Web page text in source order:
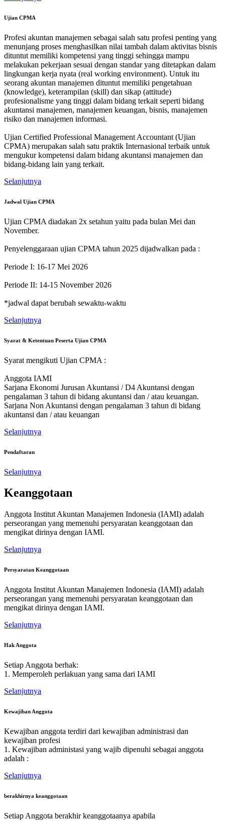
Ujian CPMA
Profesi akuntan manajemen sebagai salah satu profesi penting yang
menunjang proses menghasilkan nilai tambah dalam aktivitas bisnis
dituntut memiliki kompetensi yang tinggi sehingga mampu
melakukan pekerjaan sesuai dengan standar yang ditetapkan dalam
lingkungan kerja nyata (real working environment). Untuk itu
seorang akuntan manajemen dituntut memiliki pengetahuan
(knowledge), keterampilan (skill) dan sikap (attitude)
profesionalisme yang tinggi dalam bidang terkait seperti bidang
akuntansi manajemen, manajemen keuangan, bisnis, manajemen
risiko dan manajemen informasi.
Ujian Certified Professional Management Accountant (Ujian
CPMA) merupakan salah satu praktik Internasional terbaik untuk
mengukur kompetensi dalam bidang akuntansi manajemen dan
bidang-bidang lain yang terkait.
Selanjutnya
Jadwal Ujian CPMA
Ujian CPMA diadakan 2x setahun yaitu pada bulan Mei dan
November.
Penyelenggaraan ujian CPMA tahun 2025 dijadwalkan pada :
Periode I: 16-17 Mei 2026
Periode II: 14-15 November 2026
*jadwal dapat berubah sewaktu-waktu
Selanjutnya
Syarat & Ketentuan Peserta Ujian CPMA
Syarat mengikuti Ujian CPMA :
Anggota IAMI
Sarjana Ekonomi Jurusan Akuntansi / D4 Akuntansi dengan
pengalaman 3 tahun di bidang akuntansi dan / atau keuangan.
Sarjana Non Akuntansi dengan pengalaman 3 tahun di bidang
akuntansi dan / atau keuangan
Selanjutnya
Pendaftaran
Selanjutnya
Keanggotaan
Anggota Institut Akuntan Manajemen Indonesia (IAMI) adalah
perseorangan yang memenuhi persyaratan keanggotaan dan
mengikat dirinya dengan IAMI.
Selanjutnya
Persyaratan Keanggotaan
Anggota Institut Akuntan Manajemen Indonesia (IAMI) adalah
perseorangan yang memenuhi persyaratan keanggotaan dan
mengikat dirinya dengan IAMI.
Selanjutnya
Hak Anggota
Setiap Anggota berhak:
1. Memperoleh perlakuan yang sama dari IAMI
Selanjutnya
Kewajiban Anggota
Kewajiban anggota terdiri dari kewajiban administrasi dan
kewajiban profesi
1. Kewajiban administasi yang wajib dipenuhi sebagai anggota
adalah :
Selanjutnya
berakhirnya keanggotaan
Setiap Anggota berakhir keanggotaanya apabila